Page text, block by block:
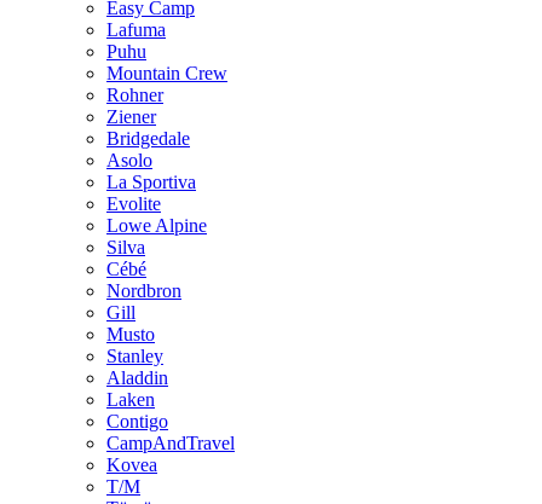
Easy Camp
Lafuma
Puhu
Mountain Crew
Rohner
Ziener
Bridgedale
Asolo
La Sportiva
Evolite
Lowe Alpine
Silva
Cébé
Nordbron
Gill
Musto
Stanley
Aladdin
Laken
Contigo
CampAndTravel
Kovea
T/M